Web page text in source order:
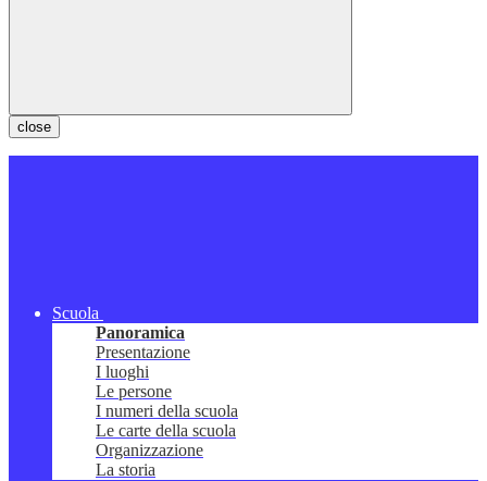
close
Scuola
Panoramica
Presentazione
I luoghi
Le persone
I numeri della scuola
Le carte della scuola
Organizzazione
La storia